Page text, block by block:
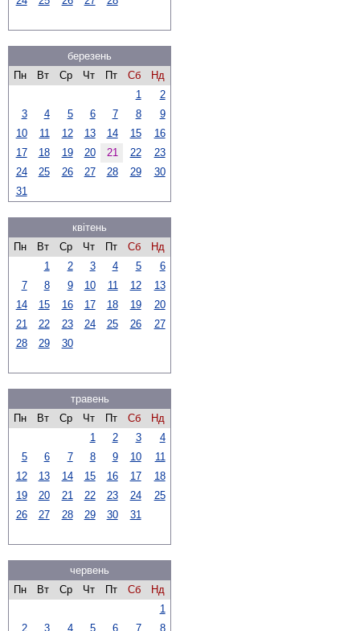
березень
Пн
Вт Ср Чт Пт Сб
Нд
1
2
3
4 5 6 7 8
9
10
11 12 13 14 15
16
17
18 19 20 21 22
23
24
25 26 27 28 29
30
31
квітень
Пн
Вт Ср Чт Пт Сб
Нд
1
2 3 4 5
6
7
8 9 10 11 12
13
14
15 16 17 18 19
20
21
22 23 24 25 26
27
28
29 30
травень
Пн
Вт Ср Чт Пт Сб
Нд
1
2 3
4
5
6 7 8 9 10
11
12
13 14 15 16 17
18
19
20 21 22 23 24
25
26
27 28 29 30 31
червень
Пн
Вт Ср Чт Пт Сб
Нд
1
2
3 4 5 6 7
8